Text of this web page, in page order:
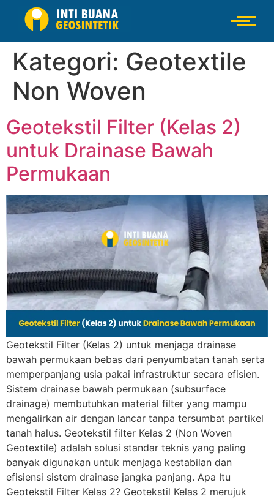
Kategori: Geotextile
Non Woven
Geotekstil Filter (Kelas 2)
untuk Drainase Bawah
Permukaan
Geotekstil Filter (Kelas 2) untuk menjaga drainase
bawah permukaan bebas dari penyumbatan tanah serta
memperpanjang usia pakai infrastruktur secara efisien.
Sistem drainase bawah permukaan (subsurface
drainage) membutuhkan material filter yang mampu
mengalirkan air dengan lancar tanpa tersumbat partikel
tanah halus. Geotekstil filter Kelas 2 (Non Woven
Geotextile) adalah solusi standar teknis yang paling
banyak digunakan untuk menjaga kestabilan dan
efisiensi sistem drainase jangka panjang. Apa Itu
Geotekstil Filter Kelas 2? Geotekstil Kelas 2 merujuk